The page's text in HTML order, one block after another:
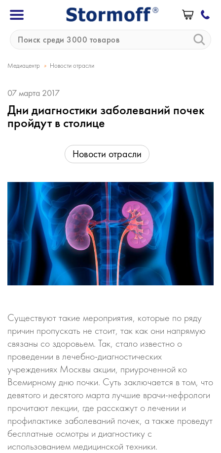
Медиацентр » Новости отрасли
07 марта 2017
Дни диагностики заболеваний почек
пройдут в столице
Новости отрасли
Существуют такие мероприятия, которые по ряду
причин пропускать не стоит, так как они напрямую
связаны со здоровьем. Так, стало известно о
проведении в лечебно-диагностических
учреждениях Москвы акции, приуроченной ко
Всемирному дню почки. Суть заключается в том, что
девятого и десятого марта лучшие врачи-нефрологи
прочитают лекции, где расскажут о лечении и
профилактике заболеваний почек, а также проведут
бесплатные осмотры и диагностику с
использованием медицинской техники.